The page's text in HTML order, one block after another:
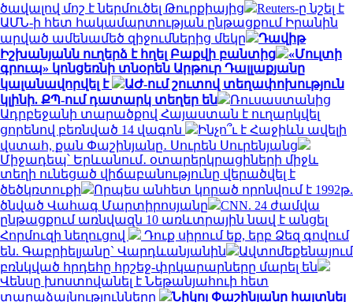
ծավալով մոշ է ներմուծել Թուրքիայից
Reuters-ը նշել է
ԱՄՆ-ի հետ հակամարտության ընթացքում Իրանին
արված ամենամեծ զիջումներից մեկը
Դավիթ
Իշխանյանն ուղերձ է հղել Բաքվի բանտից
«Մուլտի
գրուպ» կոնցեռնի տնօրեն Արթուր Դալլաքյանը
կալանավորվել է
ԱԺ-ում շուտով տեղափոխություն
կլինի. ՔՊ-ում դատարկ տեղեր են
Ռուսաստանից
Ադրբեջանի տարածքով Հայաստան է ուղարկվել
ցորենով բեռնված 14 վագոն
Ինչո՞ւ է Հաջիևն ավելի
վստահ, քան Փաշինյանը․ Սուրեն Սուրենյանց
Միջադեպ՝ Երևանում․ օտարերկրացիների միջև
տեղի ունեցած վիճաբանությունը վերածվել է
ծեծկռտուքի
Որպես անհետ կորած որոնվում է 1992թ.
ծնված Վահագ Մարտիրոսյանը
CNN. 24 ժամվա
ընթացքում առնվազն 10 առևտրային նավ է անցել
Հորմուզի նեղուցով
Դուք սիրում եք, երբ Ձեզ գովում
են. Գաբրիելյանը` Վարդևանյանին
Ավտոմեքենայում
բռնկված հրդեհը հրշեջ-փրկարարները մարել են
Վենսը խոստովանել է Նեթանյահուի հետ
տարաձայնությունները
Նիկոլ Փաշինյանը հայտնել